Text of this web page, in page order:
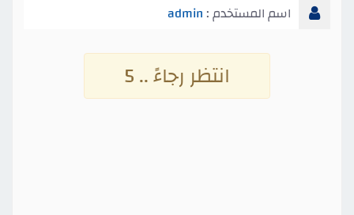
اسم المستخدم : admin
انتظر رجاءً .. 4